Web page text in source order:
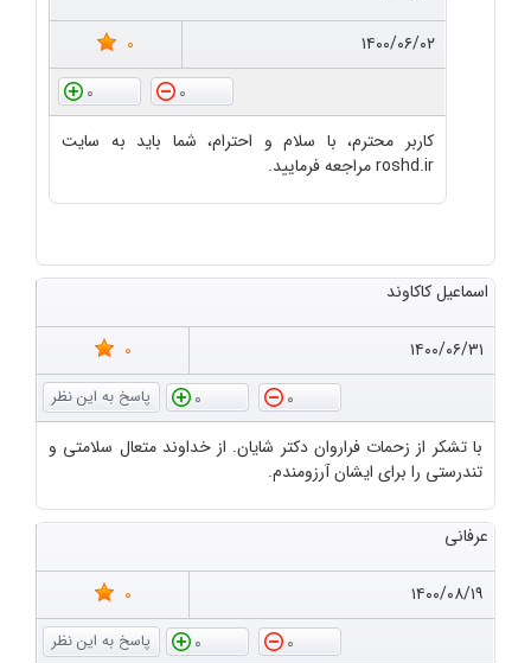
۱۴۰۰/۰۶/۰۲
0
0
0
کاربر محترم، با سلام و احترام، شما باید به سایت
roshd.ir مراجعه فرمایید.
اسماعیل کاکاوند
۱۴۰۰/۰۶/۳۱
0
0
0
با تشکر از زحمات فراروان دکتر شایان. از خداوند متعال سلامتی و
تندرستی را برای ایشان آرزومندم.
عرفانی
۱۴۰۰/۰۸/۱۹
0
0
0